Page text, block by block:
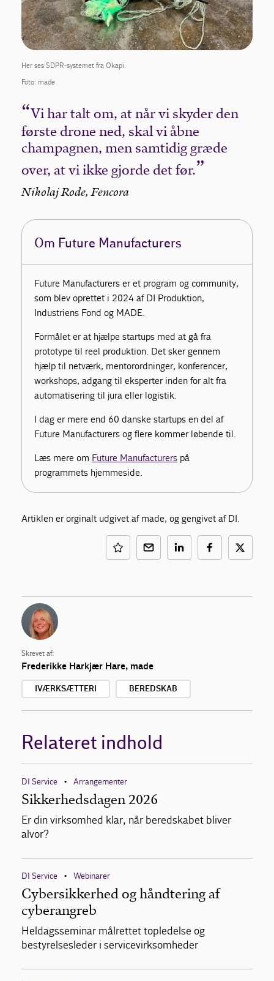
Her ses SDPR-systemet fra Okapi.
Foto: made
Vi har talt om, at når vi skyder den
første drone ned, skal vi åbne
champagnen, men samtidig græde
over, at vi ikke gjorde det før.
Nikolaj Rode, Fencora
Om Future Manufacturers
Future Manufacturers er et program og community,
som blev oprettet i 2024 af DI Produktion,
Industriens Fond og MADE.
Formålet er at hjælpe startups med at gå fra
prototype til reel produktion. Det sker gennem
hjælp til netværk, mentorordninger, konferencer,
workshops, adgang til eksperter inden for alt fra
automatisering til jura eller logistik.
I dag er mere end 60 danske startups en del af
Future Manufacturers og flere kommer løbende til.
Læs mere om Future Manufacturers på
programmets hjemmeside.
Artiklen er orginalt udgivet af made, og gengivet af DI.
Skrevet af:
Frederikke Harkjær Hare, made
IVÆRKSÆTTERI BEREDSKAB
Relateret indhold
DI Service • Arrangementer
Sikkerhedsdagen 2026
Er din virksomhed klar, når beredskabet bliver
alvor?
DI Service • Webinarer
Cybersikkerhed og håndtering af
cyberangreb
Heldagsseminar målrettet topledelse og
bestyrelsesleder i servicevirksomheder